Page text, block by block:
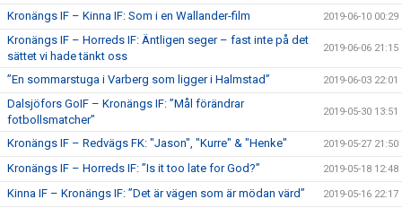
Kronängs IF – Kinna IF: Som i en Wallander-film 2019-06-10 00:29
Kronängs IF – Horreds IF: Äntligen seger – fast inte på det
sättet vi hade tänkt oss
2019-06-06 21:15
”En sommarstuga i Varberg som ligger i Halmstad” 2019-06-03 22:01
Dalsjöfors GoIF – Kronängs IF: ”Mål förändrar
fotbollsmatcher”
2019-05-30 13:51
Kronängs IF – Redvägs FK: "Jason", "Kurre" & "Henke" 2019-05-27 21:50
Kronängs IF – Horreds IF: ”Is it too late for God?” 2019-05-18 12:48
Kinna IF – Kronängs IF: ”Det är vägen som är mödan värd” 2019-05-16 22:17